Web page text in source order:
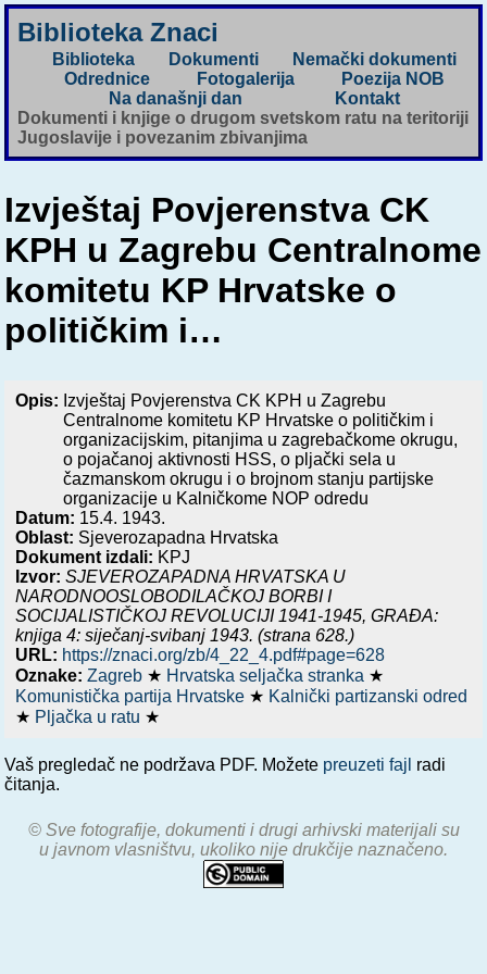
Biblioteka Znaci
Biblioteka Dokumenti
Nemački dokumenti
Odrednice
Fotogalerija
Poezija NOB
Na današnji dan
Kontakt
Dokumenti i knjige o drugom svetskom ratu na teritoriji
Jugoslavije i povezanim zbivanjima
Izvještaj Povjerenstva CK
KPH u Zagrebu Centralnome
komitetu KP Hrvatske o
političkim i…
Opis: Izvještaj Povjerenstva CK KPH u Zagrebu
Centralnome komitetu KP Hrvatske o političkim i
organizacijskim, pitanjima u zagrebačkome okrugu,
o pojačanoj aktivnosti HSS, o pljački sela u
čazmanskom okrugu i o brojnom stanju partijske
organizacije u Kalničkome NOP odredu
Datum: 15.4. 1943.
Oblast: Sjeverozapadna Hrvatska
Dokument izdali: KPJ
Izvor: SJEVEROZAPADNA HRVATSKA U
NARODNOOSLOBODILAČKOJ BORBI I
SOCIJALISTIČKOJ REVOLUCIJI 1941-1945, GRAĐA:
knjiga 4: siječanj-svibanj 1943. (strana 628.)
URL: https://znaci.org/zb/4_22_4.pdf#page=628
Oznake:Zagreb ★ Hrvatska seljačka stranka ★
Komunistička partija Hrvatske ★ Kalnički partizanski odred
★ Pljačka u ratu ★
Vaš pregledač ne podržava PDF. Možete preuzeti fajl radi
čitanja.
© Sve fotografije, dokumenti i drugi arhivski materijali su
u javnom vlasništvu, ukoliko nije drukčije naznačeno.